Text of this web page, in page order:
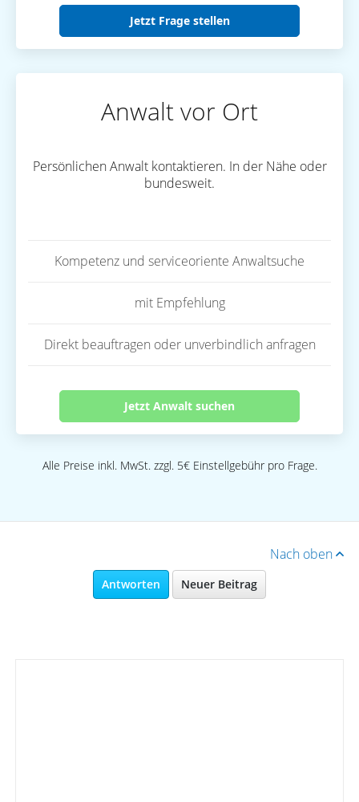
Jetzt Frage stellen
Anwalt vor Ort
Persönlichen Anwalt kontaktieren. In der Nähe oder
bundesweit.
Kompetenz und serviceoriente Anwaltsuche
mit Empfehlung
Direkt beauftragen oder unverbindlich anfragen
Jetzt Anwalt suchen
Alle Preise inkl. MwSt. zzgl. 5€ Einstellgebühr pro Frage.
Nach oben
Antworten Neuer Beitrag